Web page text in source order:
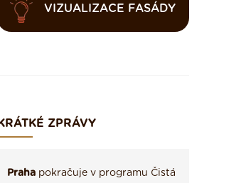
VIZUALIZACE FASÁDY
KRÁTKÉ ZPRÁVY
Praha pokračuje v programu Čistá